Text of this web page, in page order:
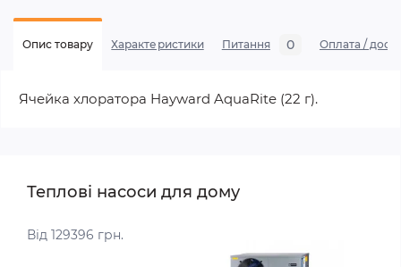
Опис товару Характеристики Питання 0 Оплата /
Ячейка хлоратора Hayward AquaRite (22 г).
Теплові насоси для дому
Від 129396 грн.